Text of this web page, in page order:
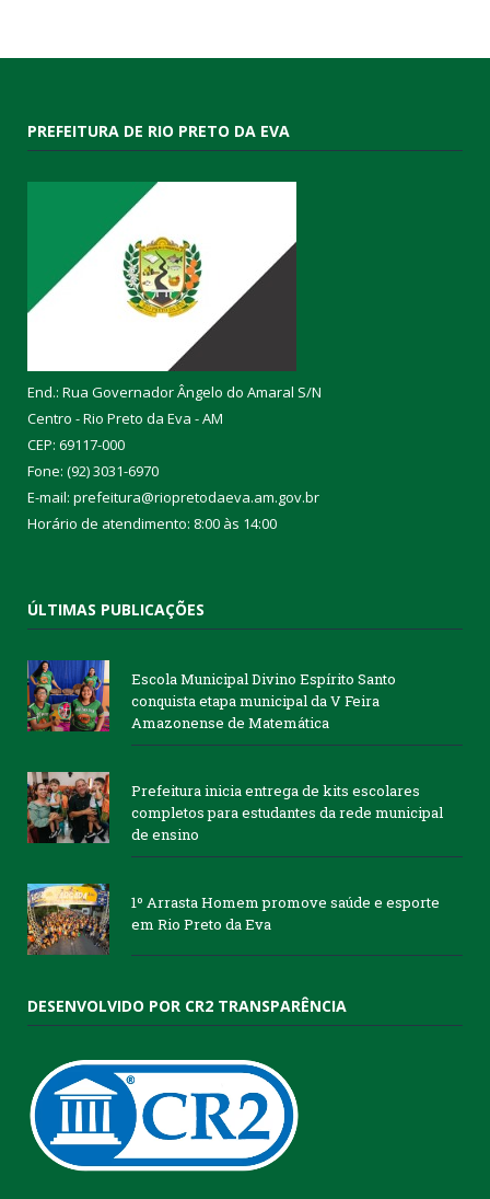
PREFEITURA DE RIO PRETO DA EVA
End.: Rua Governador Ângelo do Amaral S/N
Centro - Rio Preto da Eva - AM
CEP: 69117-000
Fone: (92) 3031-6970
E-mail: prefeitura@riopretodaeva.am.gov.br
Horário de atendimento: 8:00 às 14:00
ÚLTIMAS PUBLICAÇÕES
Escola Municipal Divino Espírito Santo
conquista etapa municipal da V Feira
Amazonense de Matemática
Prefeitura inicia entrega de kits escolares
completos para estudantes da rede municipal
de ensino
1º Arrasta Homem promove saúde e esporte
em Rio Preto da Eva
DESENVOLVIDO POR CR2 TRANSPARÊNCIA